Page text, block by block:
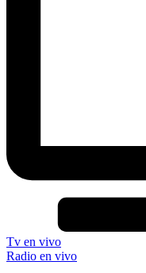
Tv en vivo
Radio en vivo